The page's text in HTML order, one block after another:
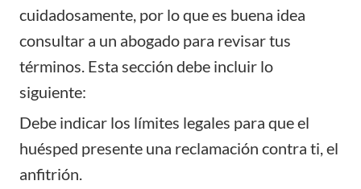
cuidadosamente, por lo que es buena idea
consultar a un abogado para revisar tus
términos. Esta sección debe incluir lo
siguiente:
Debe indicar los límites legales para que el
huésped presente una reclamación contra ti, el
anfitrión.